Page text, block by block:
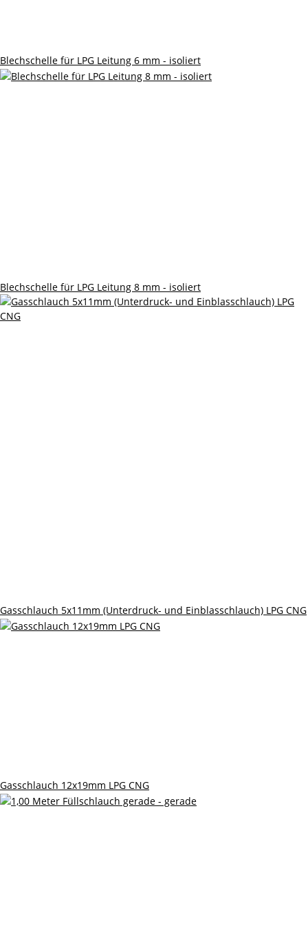
Blechschelle für LPG Leitung 6 mm - isoliert
Blechschelle für LPG Leitung 8 mm - isoliert
Gasschlauch 5x11mm (Unterdruck- und Einblasschlauch) LPG CNG
Gasschlauch 12x19mm LPG CNG